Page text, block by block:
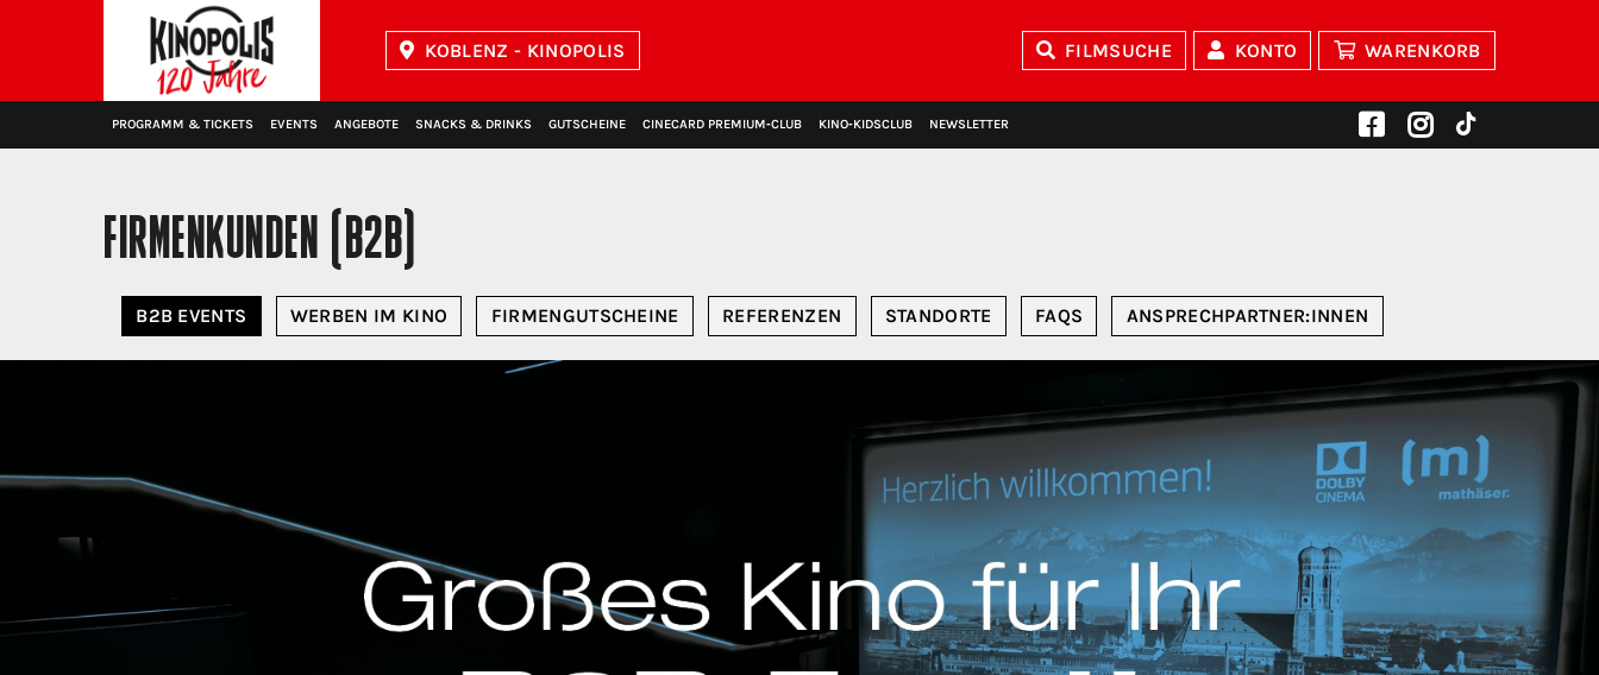
KOBLENZ - KINOPOLIS FILMSUCHE KONTO WARENKORB
PROGRAMM & TICKETS EVENTS ANGEBOTE SNACKS & DRINKS GUTSCHEINE CINECARD PREMIUM‑CLUB KINO‑KIDSCLUB NEWSLETTER
FIRMENKUNDEN (B2B)
B2B EVENTS WERBEN IM KINO FIRMENGUTSCHEINE REFERENZEN STANDORTE FAQS ANSPRECHPARTNER:INNEN